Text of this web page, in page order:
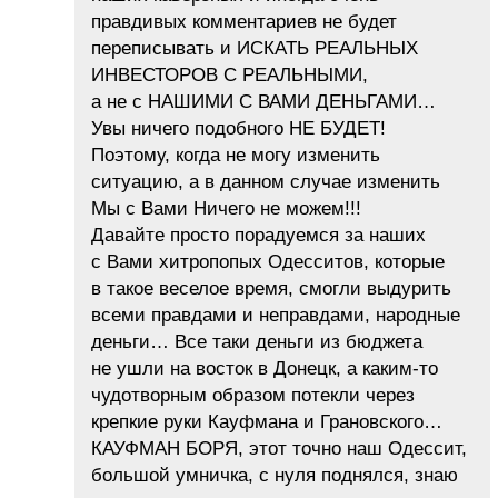
правдивых комментариев не будет
переписывать и ИСКАТЬ РЕАЛЬНЫХ
ИНВЕСТОРОВ С РЕАЛЬНЫМИ,
а не с НАШИМИ С ВАМИ ДЕНЬГАМИ…
Увы ничего подобного НЕ БУДЕТ!
Поэтому, когда не могу изменить
ситуацию, а в данном случае изменить
Мы с Вами Ничего не можем!!!
Давайте просто порадуемся за наших
с Вами хитропопых Одесситов, которые
в такое веселое время, смогли выдурить
всеми правдами и неправдами, народные
деньги… Все таки деньги из бюджета
не ушли на восток в Донецк, а каким-то
чудотворным образом потекли через
крепкие руки Кауфмана и Грановского…
КАУФМАН БОРЯ, этот точно наш Одессит,
большой умничка, с нуля поднялся, знаю